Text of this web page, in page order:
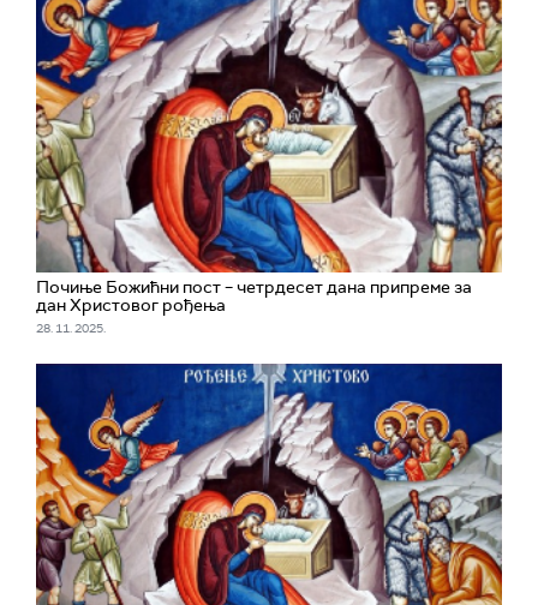
Почиње Божићни пост – четрдесет дана припреме за
дан Христовог рођења
28. 11. 2025.